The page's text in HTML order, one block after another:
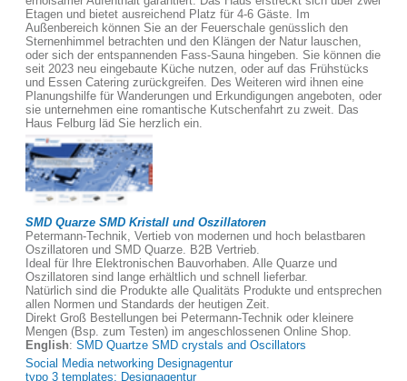
Etagen und bietet ausreichend Platz für 4-6 Gäste. Im
Außenbereich können Sie an der Feuerschale genüsslich den
Sternenhimmel betrachten und den Klängen der Natur lauschen,
oder sich der entspannenden Fass-Sauna hingeben. Sie können die
seit 2023 neu eingebaute Küche nutzen, oder auf das Frühstücks
und Essen Catering zurückgreifen. Des Weiteren wird ihnen eine
Planungshilfe für Wanderungen und Erkundigungen angeboten, oder
sie unternehmen eine romantische Kutschenfahrt zu zweit. Das
Haus Felburg läd Sie herzlich ein.
SMD Quarze SMD Kristall und Oszillatoren
Petermann-Technik, Vertieb von modernen und hoch belastbaren
Oszillatoren und SMD Quarze. B2B Vertrieb.
Ideal für Ihre Elektronischen Bauvorhaben. Alle Quarze und
Oszillatoren sind lange erhältlich und schnell lieferbar.
Natürlich sind die Produkte alle Qualitäts Produkte und entsprechen
allen Normen und Standards der heutigen Zeit.
Direkt Groß Bestellungen bei Petermann-Technik oder kleinere
Mengen (Bsp. zum Testen) im angeschlossenen Online Shop.
English: SMD Quartze SMD crystals and Oscillators
Social Media networking Designagentur
typo 3 templates; Designagentur